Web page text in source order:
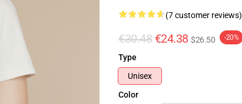
(7 customer reviews)
€30.48 €24.38 $26.50 -20%
Type
Unisex
Color